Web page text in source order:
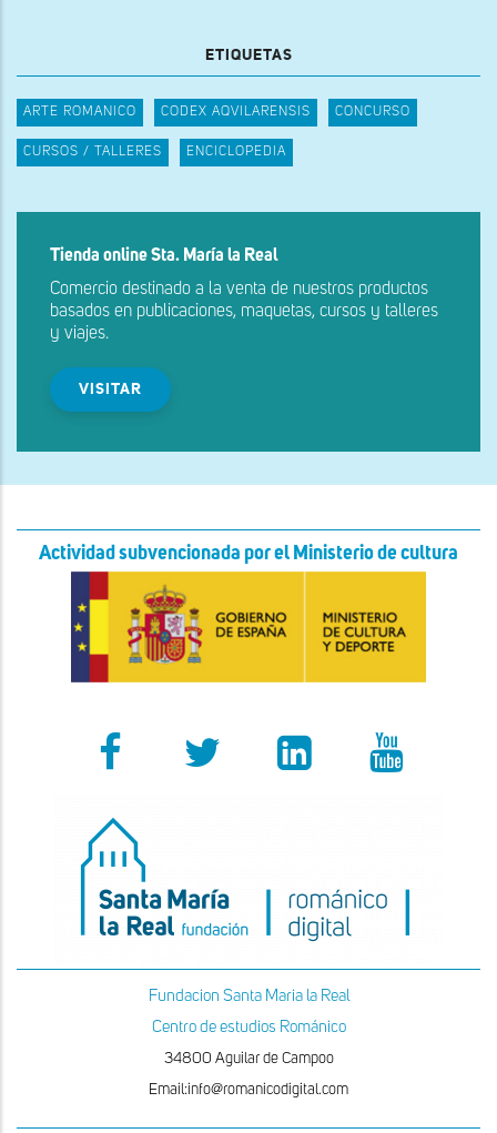
ETIQUETAS
ARTE ROMANICO CODEX AQVILARENSIS CONCURSO
CURSOS / TALLERES ENCICLOPEDIA
Tienda online Sta. María la Real
Comercio destinado a la venta de nuestros productos
basados en publicaciones, maquetas, cursos y talleres
y viajes.
VISITAR
Actividad subvencionada por el Ministerio de cultura
Fundacion Santa Maria la Real
Centro de estudios Románico
34800 Aguilar de Campoo
Email:info@romanicodigital.com